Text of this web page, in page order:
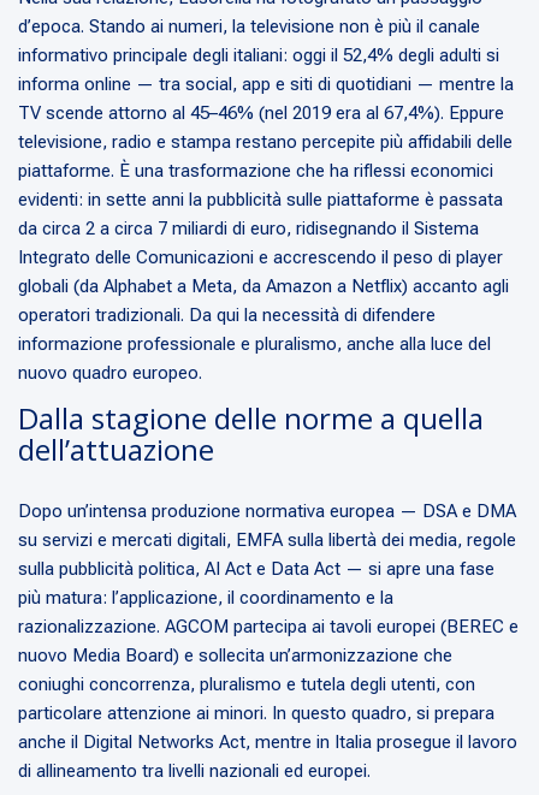
d’epoca. Stando ai numeri, la televisione non è più il canale
informativo principale degli italiani: oggi il 52,4% degli adulti si
informa online — tra social, app e siti di quotidiani — mentre la
TV scende attorno al 45–46% (nel 2019 era al 67,4%). Eppure
televisione, radio e stampa restano percepite più affidabili delle
piattaforme. È una trasformazione che ha riflessi economici
evidenti: in sette anni la pubblicità sulle piattaforme è passata
da circa 2 a circa 7 miliardi di euro, ridisegnando il Sistema
Integrato delle Comunicazioni e accrescendo il peso di player
globali (da Alphabet a Meta, da Amazon a Netflix) accanto agli
operatori tradizionali. Da qui la necessità di difendere
informazione professionale e pluralismo, anche alla luce del
nuovo quadro europeo.
Dalla stagione delle norme a quella
dell’attuazione
Dopo un’intensa produzione normativa europea — DSA e DMA
su servizi e mercati digitali, EMFA sulla libertà dei media, regole
sulla pubblicità politica, AI Act e Data Act — si apre una fase
più matura: l’applicazione, il coordinamento e la
razionalizzazione. AGCOM partecipa ai tavoli europei (BEREC e
nuovo Media Board) e sollecita un’armonizzazione che
coniughi concorrenza, pluralismo e tutela degli utenti, con
particolare attenzione ai minori. In questo quadro, si prepara
anche il Digital Networks Act, mentre in Italia prosegue il lavoro
di allineamento tra livelli nazionali ed europei.